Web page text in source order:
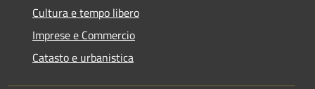
Cultura e tempo libero
Imprese e Commercio
Catasto e urbanistica